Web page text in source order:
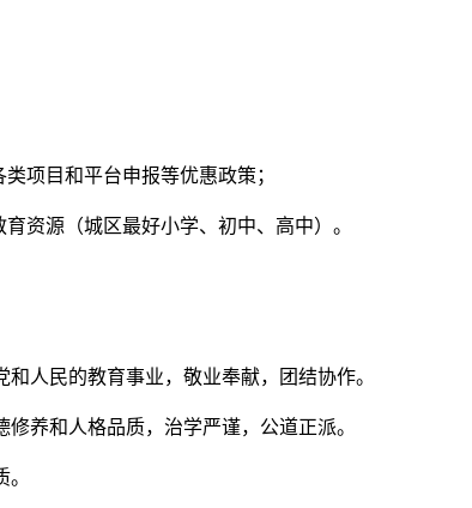
目和平台申报等优惠政策；
源（城区最好小学、初中、高中）。
民的教育事业，敬业奉献，团结协作。
养和人格品质，治学严谨，公道正派。